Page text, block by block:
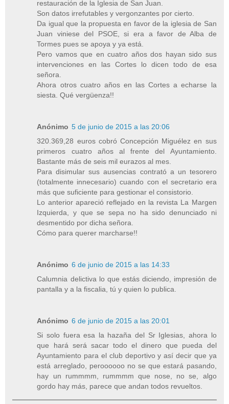
restauración de la Iglesia de San Juan.
Son datos irrefutables y vergonzantes por cierto.
Da igual que la propuesta en favor de la iglesia de San
Juan viniese del PSOE, si era a favor de Alba de
Tormes pues se apoya y ya está.
Pero vamos que en cuatro años dos hayan sido sus
intervenciones en las Cortes lo dicen todo de esa
señora.
Ahora otros cuatro años en las Cortes a echarse la
siesta. Qué vergüenza!!
Anónimo 5 de junio de 2015 a las 20:06
320.369,28 euros cobró Concepción Miguélez en sus
primeros cuatro años al frente del Ayuntamiento.
Bastante más de seis mil eurazos al mes.
Para disimular sus ausencias contrató a un tesorero
(totalmente innecesario) cuando con el secretario era
más que suficiente para gestionar el consistorio.
Lo anterior apareció reflejado en la revista La Margen
Izquierda, y que se sepa no ha sido denunciado ni
desmentido por dicha señora.
Cómo para querer marcharse!!
Anónimo 6 de junio de 2015 a las 14:33
Calumnia delictiva lo que estás diciendo, impresión de
pantalla y a la fiscalia, tú y quien lo publica.
Anónimo 6 de junio de 2015 a las 20:01
Si solo fuera esa la hazaña del Sr Iglesias, ahora lo
que hará será sacar todo el dinero que pueda del
Ayuntamiento para el club deportivo y así decir que ya
está arreglado, peroooooo no se que estará pasando,
hay un rummmm, rummmm que nose, no se, algo
gordo hay más, parece que andan todos revueltos.